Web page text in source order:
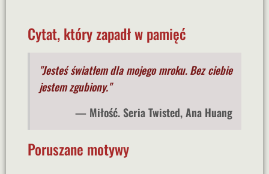
Cytat, który zapadł w pamięć
"Jesteś światłem dla mojego mroku. Bez ciebie
jestem zgubiony."
— Miłość. Seria Twisted, Ana Huang
Poruszane motywy